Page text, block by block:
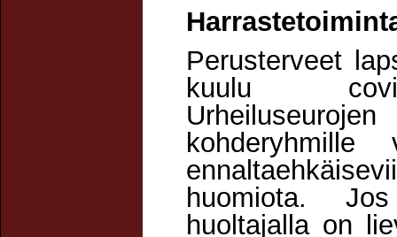
Perusterveet
kuulu
huomiota.
huoltajalla on